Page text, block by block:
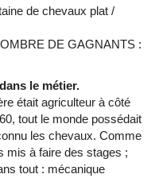
de chevaux plat /
DE GAGNANTS :
le métier.
était agriculteur à côté
tout le monde possédait
les chevaux. Comme
mis à faire des stages ;
tout : mécanique